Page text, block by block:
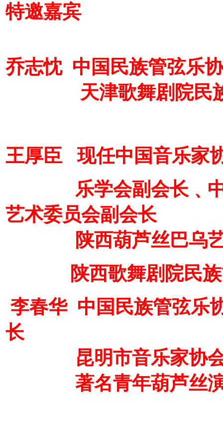
特邀嘉宾
乔志忱 中国民族管弦乐
天津歌舞剧院民族
王厚臣 现任中国音乐家
乐学会副会长﹑中国
艺术委员会副会长
陕西葫芦丝巴乌艺
陕西歌舞剧院民族
李春华 中国民族管弦乐
长
昆明市音乐家协会
著名青年葫芦丝演